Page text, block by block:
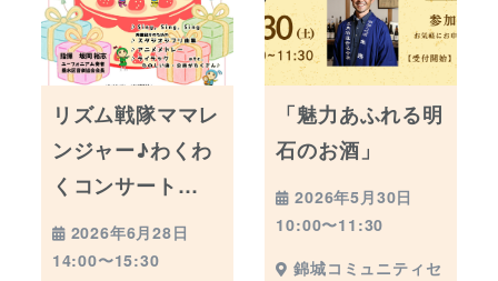
リズム戦隊ママレ
ンジャー♪わくわ
くコンサート…
2026年6月28日
14:00〜15:30
「魅力あふれる明
石のお酒」
2026年5月30日
10:00〜11:30
錦城コミュニティセ